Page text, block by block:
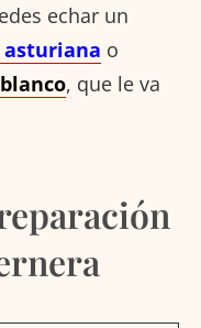
echar un
asturiana o
, que le va